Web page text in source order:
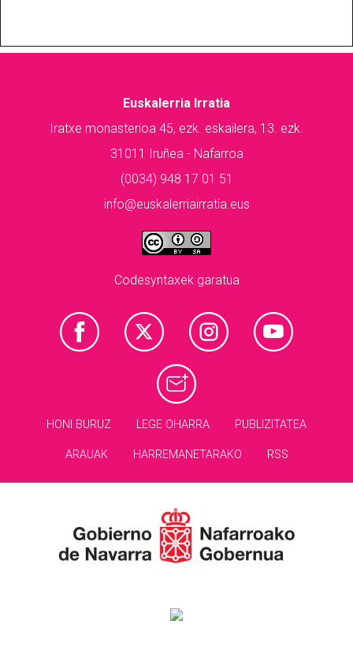
Euskalerria Irratia
Iratxe monasterioa 45, ezk. eskailera, 13. ezk.
31011 Iruñea - Nafarroa
(0034) 948 17 01 51
info@euskalerriairratia.eus
Codesyntaxek garatua
HONI BURUZ LEGE OHARRA PUBLIZITATEA
ARAUAK HARREMANETARAKO RSS